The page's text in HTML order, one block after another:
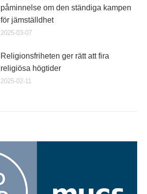
påminnelse om den ständiga kampen
för jämställdhet
2025-03-07
Religionsfriheten ger rätt att fira
religiösa högtider
2025-02-11